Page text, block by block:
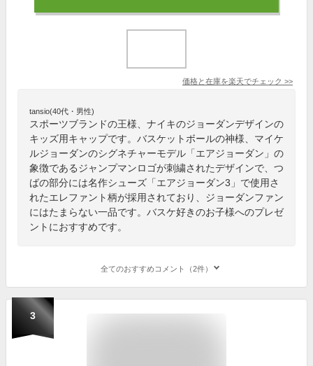
価格と在庫を楽天でチェック >>
tansio(40代・男性)
スポーツブランドの王様、ナイキのジョーダンデザインの
キッズ用キャップです。バスケットボールの神様、マイケ
ルジョーダンのシグネチャーモデル「エアジョーダン」の
象徴であるジャンプマンロゴが刺繍されたデザインで、つ
ばの部分には名作シューズ「エアジョーダン3」で使用さ
れたエレファント柄が採用されており、ジョーダンファン
にはたまらない一品です。バスケ好きのお子様へのプレゼ
ントにおすすめです。
全てのおすすめコメント（2件）
3